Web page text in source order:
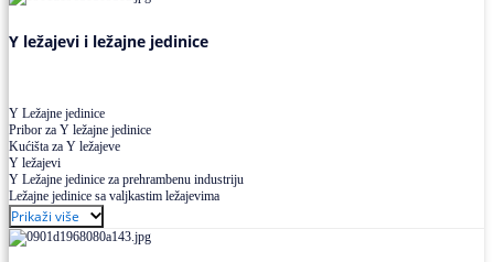
Y ležajevi i ležajne jedinice
Y Ležajne jedinice
Pribor za Y ležajne jedinice
Kućišta za Y ležajeve
Y ležajevi
Y Ležajne jedinice za prehrambenu industriju
Ležajne jedinice sa valjkastim ležajevima
Prikaži više